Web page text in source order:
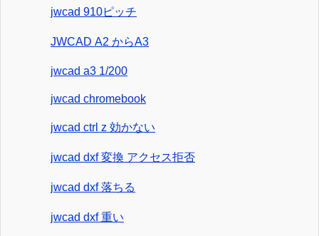
jwcad 910ピッチ
JWCAD A2 からA3
jwcad a3 1/200
jwcad chromebook
jwcad ctrl z 効かない
jwcad dxf 変換 アクセス拒否
jwcad dxf 落ちる
jwcad dxf 重い